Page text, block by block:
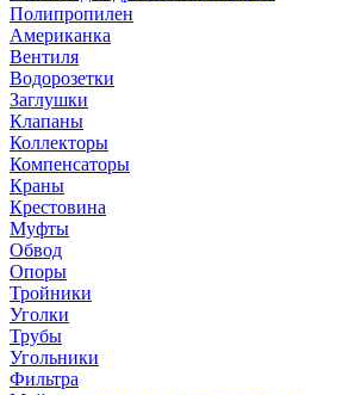
Полипропилен
Американка
Вентиля
Водорозетки
Заглушки
Клапаны
Коллекторы
Компенсаторы
Краны
Крестовина
Муфты
Обвод
Опоры
Тройники
Уголки
Трубы
Угольники
Фильтра